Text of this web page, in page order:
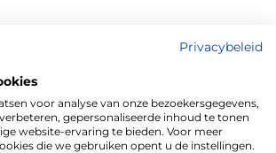
Privacybeleid
voor analyse van onze bezoekersgegevens,
gepersonaliseerde inhoud te tonen
website-ervaring te bieden. Voor meer
die we gebruiken opent u de instellingen.